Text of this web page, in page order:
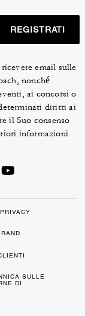
REGISTRATI
email sulle
nonché
ai concorsi o
diritti ai
il Suo consenso
informazioni
SULLE
DI